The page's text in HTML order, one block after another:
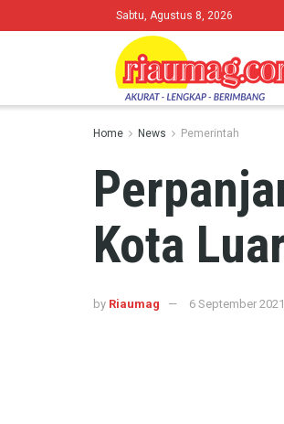
Sabtu, Agustus 8, 2026
Home News Pemerintah
Kota
by Riaumag 6 September 2021